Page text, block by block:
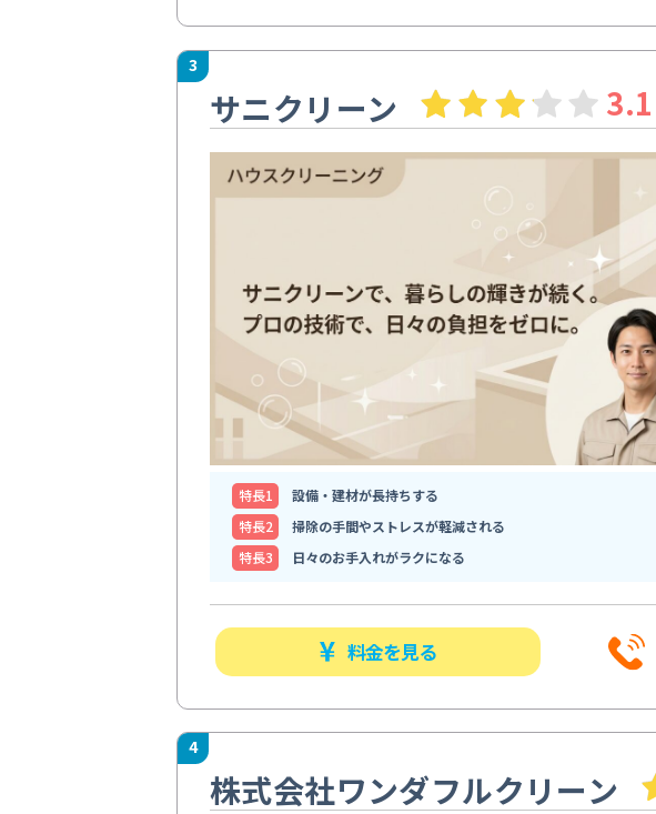
3
サニクリーン 3.1
特⻑1
設備・建材が長持ちする
特⻑2
掃除の手間やストレスが軽減される
特⻑3
日々のお手入れがラクになる
料金を見る
4
株式会社ワンダフルクリーン